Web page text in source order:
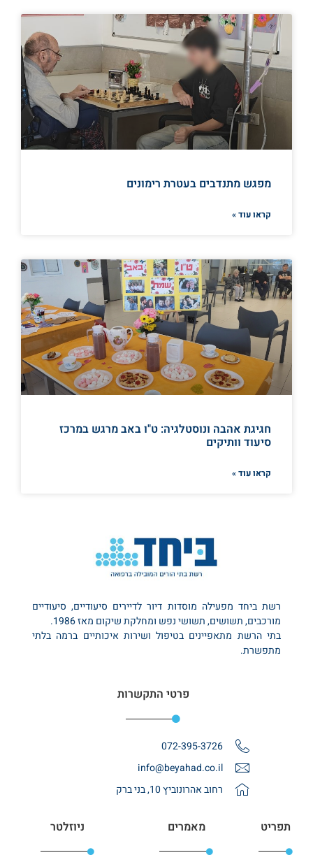
מפגש מתנדבים בעטרת רימונים
קראו עוד »
חגיגת אהבה ונוסטלגיה: ט"ו באב מרגש במרכז
סיעוד וותיקים
קראו עוד »
רשת ביחד מפעילה מוסדות דיור לדיירים סיעודיים, סיעודיים
מורכבים, תשושים, תשושי נפש ומחלקת שיקום מאז 1986.
בתי הרשת מתאפיינים בטיפול ושירות איכותיים ברמה בלתי
מתפשרת.
פרטי התקשרות
072-395-3726
info@beyahad.co.il
רחוב אהרונוביץ 10, בני ברק
תפריט מאמרים ניוזלטר